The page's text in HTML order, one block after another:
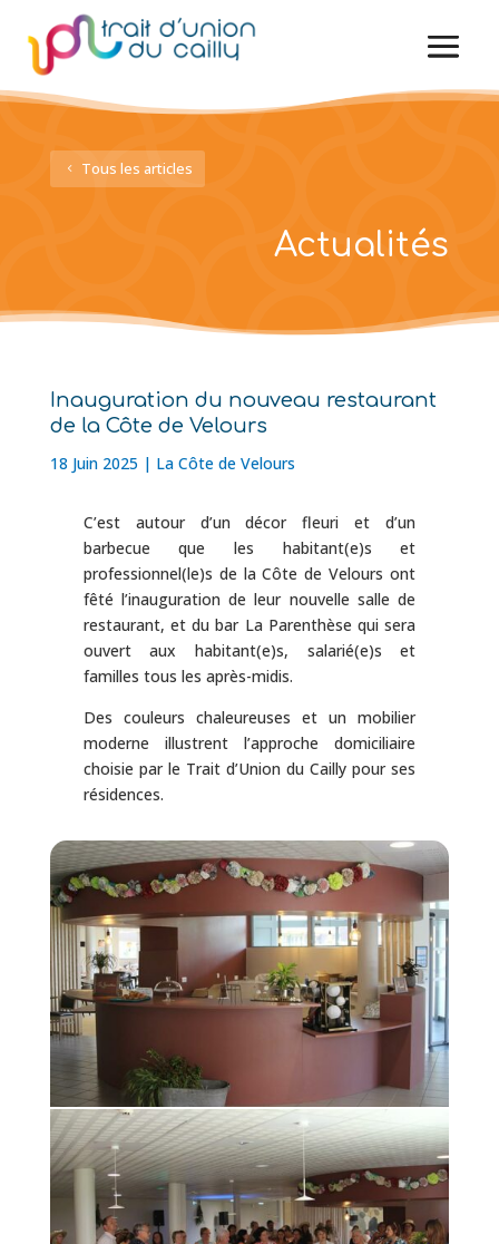
Tous les articles
Actualités
Inauguration du nouveau restaurant
de la Côte de Velours
18 Juin 2025 | La Côte de Velours
C’est autour d’un décor fleuri et d’un
barbecue que les habitant(e)s et
professionnel(le)s de la Côte de Velours ont
fêté l’inauguration de leur nouvelle salle de
restaurant, et du bar La Parenthèse qui sera
ouvert aux habitant(e)s, salarié(e)s et
familles tous les après-midis.
Des couleurs chaleureuses et un mobilier
moderne illustrent l’approche domiciliaire
choisie par le Trait d’Union du Cailly pour ses
résidences.